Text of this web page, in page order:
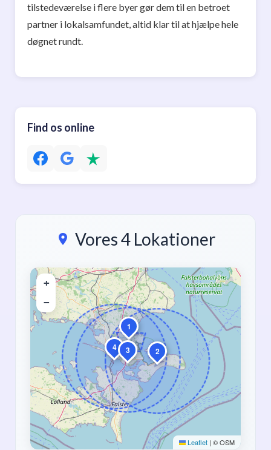
tilstedeværelse i flere byer gør dem til en betroet
partner i lokalsamfundet, altid klar til at hjælpe hele
døgnet rundt.
Find os online
Vores 4 Lokationer
1
2
3
4
+
−
Leaflet | © OSM